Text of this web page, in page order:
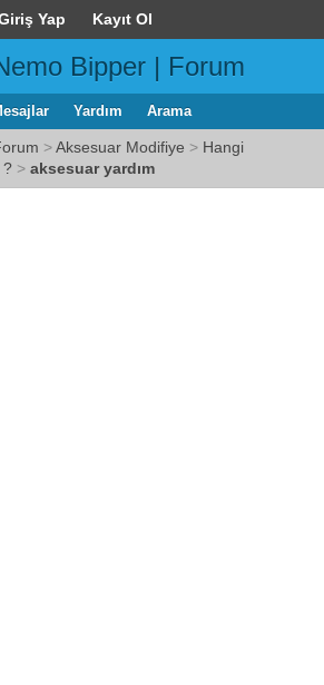
Yap Kayıt Ol
Bipper | Forum
Yardım Arama
>Aksesuar Modifiye > Hangi
? > aksesuar yardım